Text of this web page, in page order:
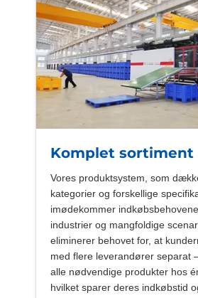
Komplet sortiment
Vores produktsystem, som
kategorier og forskellige
imødekommer
industrier og mangfoldige
eliminerer behovet for, at
med flere leverandører separat
alle nødvendige produkter hos
hvilket sparer deres indkøbstid